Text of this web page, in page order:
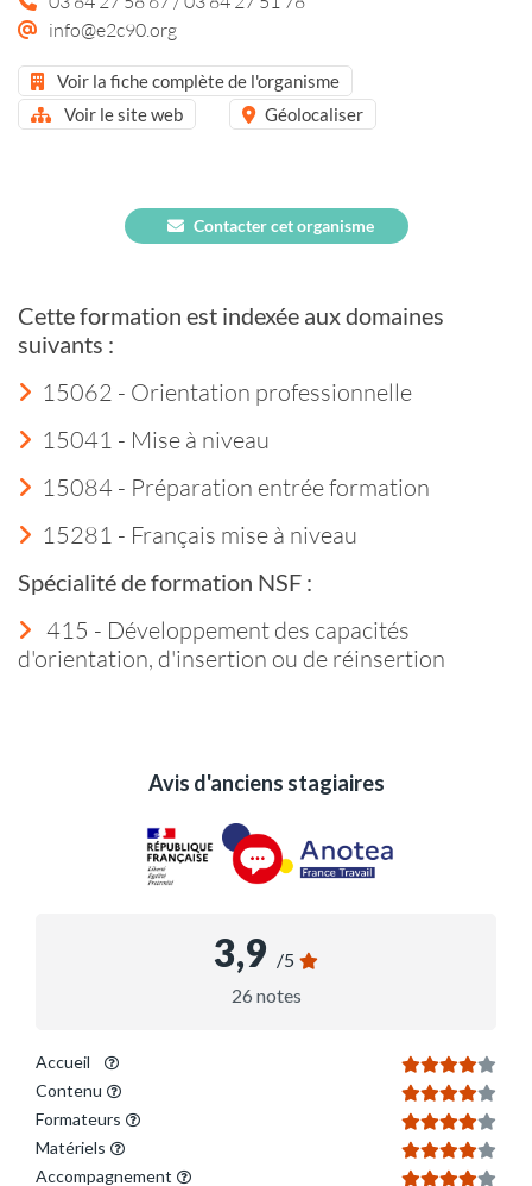
info@e2c90.org
Voir la fiche complète de l'organisme
Voir le site web
Géolocaliser
Contacter cet organisme
Cette formation est indexée aux domaines
suivants :
15062 - Orientation professionnelle
15041 - Mise à niveau
15084 - Préparation entrée formation
15281 - Français mise à niveau
Spécialité de formation NSF :
415 - Développement des capacités
d'orientation, d'insertion ou de réinsertion